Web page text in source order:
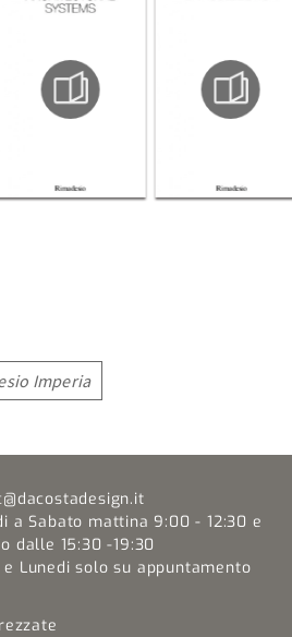
Imperia
a Sabato mattina 9:00 - 12:30 e
dalle 15:30 -19:30
e Lunedi solo su appuntamento